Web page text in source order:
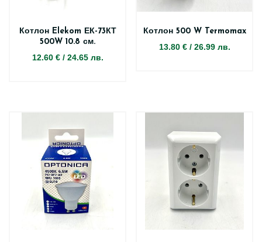
Котлон Elekom ЕК-73КТ
500W 10.8 см.
12.60 €/ 24.65 лв.
Котлон 500 W Termomax
13.80 €/ 26.99 лв.